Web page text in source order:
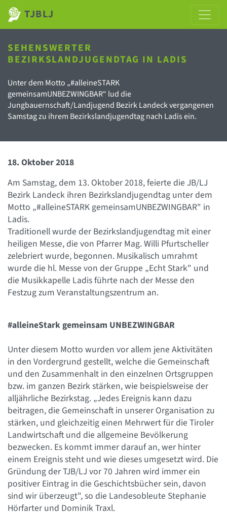
TJBLJ
SEHENSWERTER
BEZIRKSLANDJUGENDTAG IN LADIS
Unter dem Motto „#alleineSTARK
gemeinsamUNBEZWINGBAR“ lud die
Jungbauernschaft/Landjugend Bezirk Landeck vergangenen
Samstag zu ihrem Bezirkslandjugendtag nach Ladis ein.
18. Oktober 2018
Am Samstag, dem 13. Oktober 2018, feierte die JB/LJ
Bezirk Landeck ihren Bezirkslandjugendtag unter dem
Motto „#alleineSTARK gemeinsamUNBEZWINGBAR" in
Ladis.
Traditionell wurde der Bezirkslandjugendtag mit einer
heiligen Messe, die von Pfarrer Mag. Willi Pfurtscheller
zelebriert wurde, begonnen. Musikalisch umrahmt
wurde die hl. Messe von der Gruppe „Echt Stark" und
die Musikkapelle Ladis führte nach der Messe den
Festzug zum Veranstaltungszentrum an.
#alleineStark gemeinsam UNBEZWINGBAR
Unter diesem Motto wurden vor allem jene Aktivitäten
in den Vordergrund gestellt, welche die Gemeinschaft
und den Zusammenhalt in den einzelnen Ortsgruppen
bzw. im ganzen Bezirk stärken, wie beispielsweise der
alljährliche Bezirkstag. „Jedes Ereignis kann dazu
beitragen, die Gemeinschaft in unserer Organisation zu
stärken, und gleichzeitig einen Mehrwert für die Tiroler
Landwirtschaft und die allgemeine Bevölkerung
bezwecken. Es kommt immer darauf an, wer hinter
einem Ereignis steht und wie dieses umgesetzt wird. Die
Gründung der TJB/LJ vor 70 Jahren wird immer ein
positiver Eintrag in die Geschichtsbücher sein, davon
sind wir überzeugt", so die Landesobleute Stephanie
Hörfarter und Dominik Traxl.